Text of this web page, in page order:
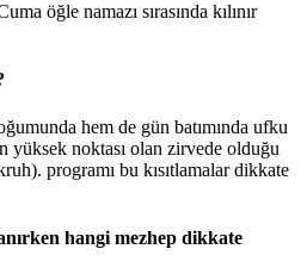
öğle namazı sırasında kılınır
hem de gün batımında ufku
yüksek noktası olan zirvede olduğu
programı bu kısıtlamalar dikkate
hangi mezhep dikkate